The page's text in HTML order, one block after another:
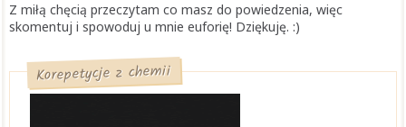
Z miłą chęcią przeczytam co masz do powiedzenia, więc
skomentuj i spowoduj u mnie euforię! Dziękuję. :)
Korepetycje z chemii